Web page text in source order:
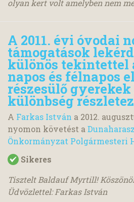
olyan kert volt amelyben nem
A 2011. évi óvodai
támogatások
különös tekintettel
napos és félnapos
részesülő
különbség
A Farkas István a 2012.
nyomon követést a
Önkormányzat Polgármesteri
Sikeres
Tisztelt Baldauf Myrtill!
Üdvözlettel: Farkas István